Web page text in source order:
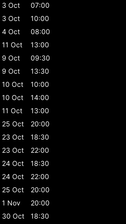
3 Oct
07:00
3 Oct
10:00
4 Oct
08:00
11 Oct
13:00
9 Oct
09:30
9 Oct
13:30
10 Oct
10:00
10 Oct
14:00
11 Oct
13:00
25 Oct
20:00
23 Oct
18:30
23 Oct
22:00
24 Oct
18:30
24 Oct
22:00
25 Oct
20:00
1 Nov
20:00
30 Oct 18:30